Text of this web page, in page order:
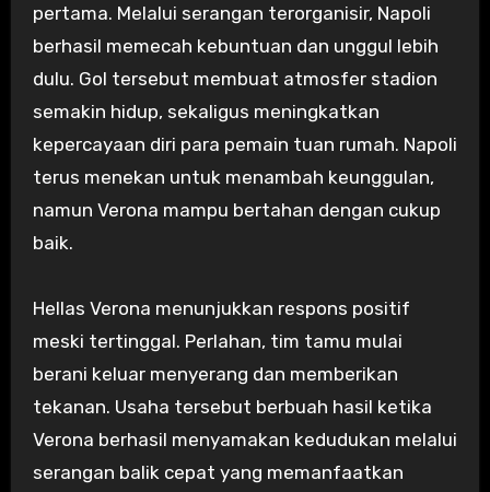
pertama. Melalui serangan terorganisir, Napoli
berhasil memecah kebuntuan dan unggul lebih
dulu. Gol tersebut membuat atmosfer stadion
semakin hidup, sekaligus meningkatkan
kepercayaan diri para pemain tuan rumah. Napoli
terus menekan untuk menambah keunggulan,
namun Verona mampu bertahan dengan cukup
baik.
Hellas Verona menunjukkan respons positif
meski tertinggal. Perlahan, tim tamu mulai
berani keluar menyerang dan memberikan
tekanan. Usaha tersebut berbuah hasil ketika
Verona berhasil menyamakan kedudukan melalui
serangan balik cepat yang memanfaatkan